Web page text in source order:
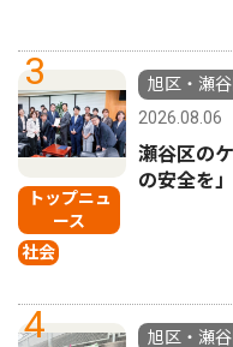
3
トップニュ
ース
社会
旭区・瀬
2026.08.06
瀬谷区の
の安全を
4
旭区・瀬